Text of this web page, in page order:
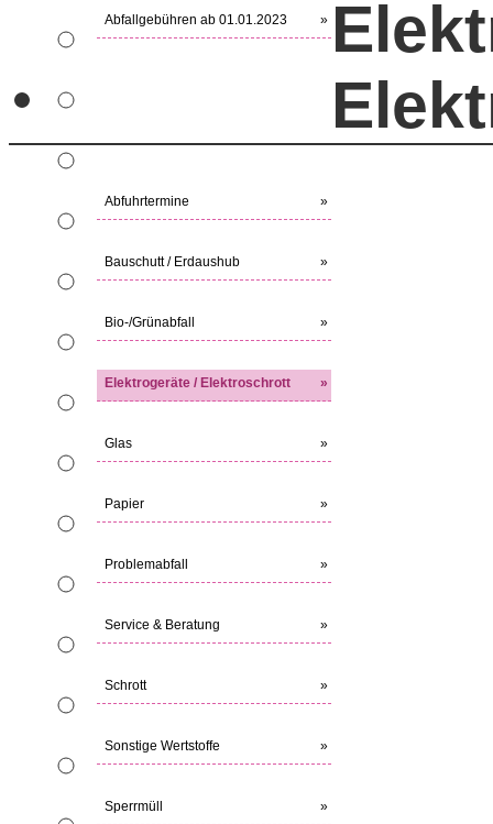
Abfallgebühren ab 01.01.2023 »
Abfuhrtermine »
Bauschutt / Erdaushub »
Bio-/Grünabfall »
Elektrogeräte / Elektroschrott »
Glas »
Papier »
Problemabfall »
Service & Beratung »
Schrott »
Sonstige Wertstoffe »
Sperrmüll »